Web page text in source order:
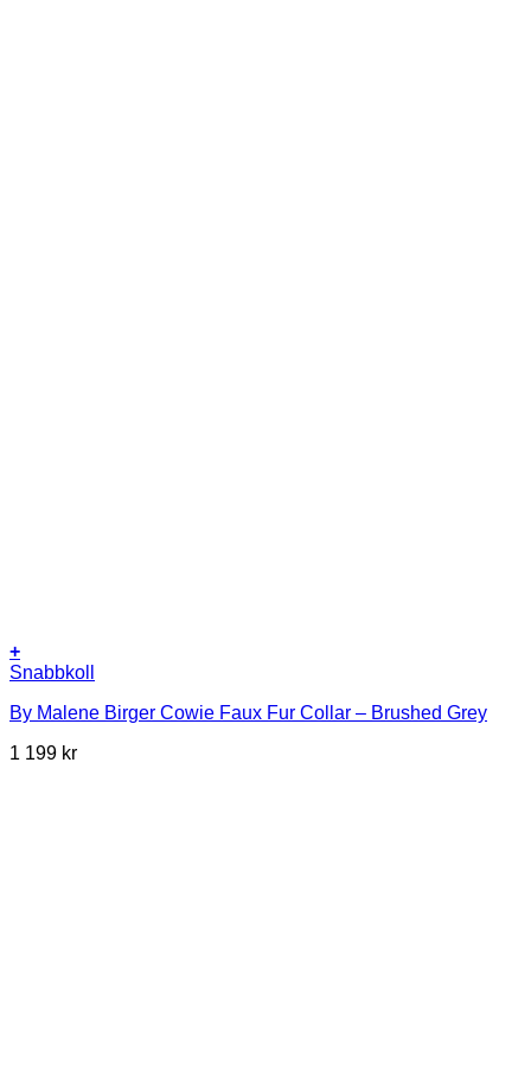
+
Snabbkoll
By Malene Birger Cowie Faux Fur Collar – Brushed Grey
1 199 kr